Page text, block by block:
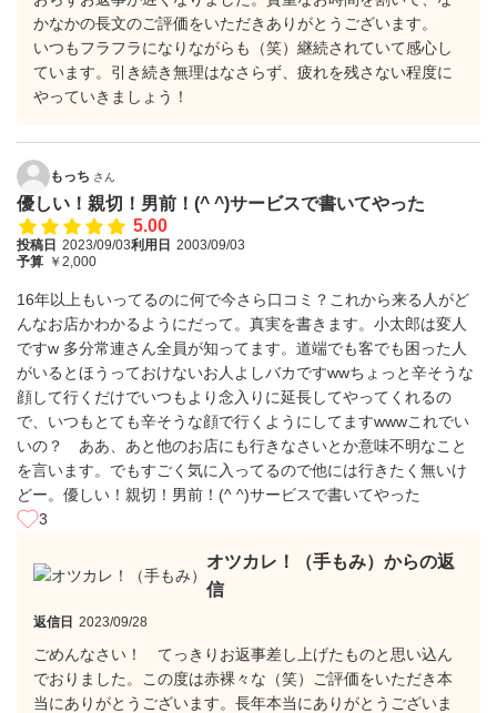
かなかの長文のご評価をいただきありがとうございます。
いつもフラフラになりながらも（笑）継続されていて感心し
ています。引き続き無理はなさらず、疲れを残さない程度に
やっていきましょう！
もっち さん
優しい！親切！男前！(^ ^)サービスで書いてやった
5.00
投稿日 2023/09/03利用日 2003/09/03
予算 ￥2,000
16年以上もいってるのに何で今さら口コミ？これから来る人がど
んなお店かわかるようにだって。真実を書きます。小太郎は変人
ですw 多分常連さん全員が知ってます。道端でも客でも困った人
がいるとほうっておけないお人よしバカですwwちょっと辛そうな
顔して行くだけでいつもより念入りに延長してやってくれるの
で、いつもとても辛そうな顔で行くようにしてますwwwこれでい
いの？ ああ、あと他のお店にも行きなさいとか意味不明なこと
を言います。でもすごく気に入ってるので他には行きたく無いけ
どー。優しい！親切！男前！(^ ^)サービスで書いてやった
3
オツカレ！（手もみ）からの返
信
返信日 2023/09/28
ごめんなさい！ てっきりお返事差し上げたものと思い込ん
でおりました。この度は赤裸々な（笑）ご評価をいただき本
当にありがとうございます。長年本当にありがとうございま